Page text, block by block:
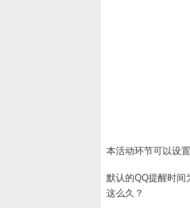
本活动环节可以设
默认的QQ提醒时
这么久？